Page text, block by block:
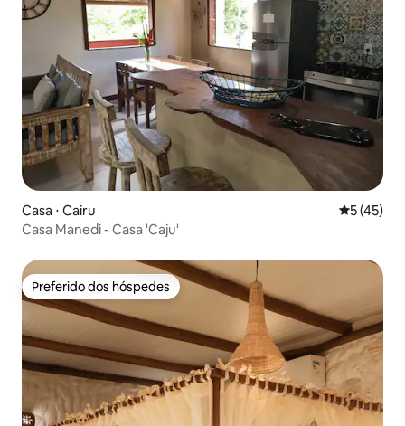
Casa ⋅ Cairu 5 de uma
5 (45)
Casa Manedi - Casa 'Caju'
Preferido dos hóspedes
Preferido dos hóspedes